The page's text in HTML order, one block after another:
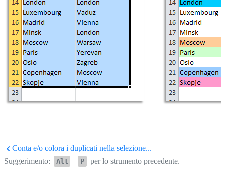
Conta e/o colora i duplicati nella selezione...
Suggerimento:
Alt + P per lo strumento precedente.